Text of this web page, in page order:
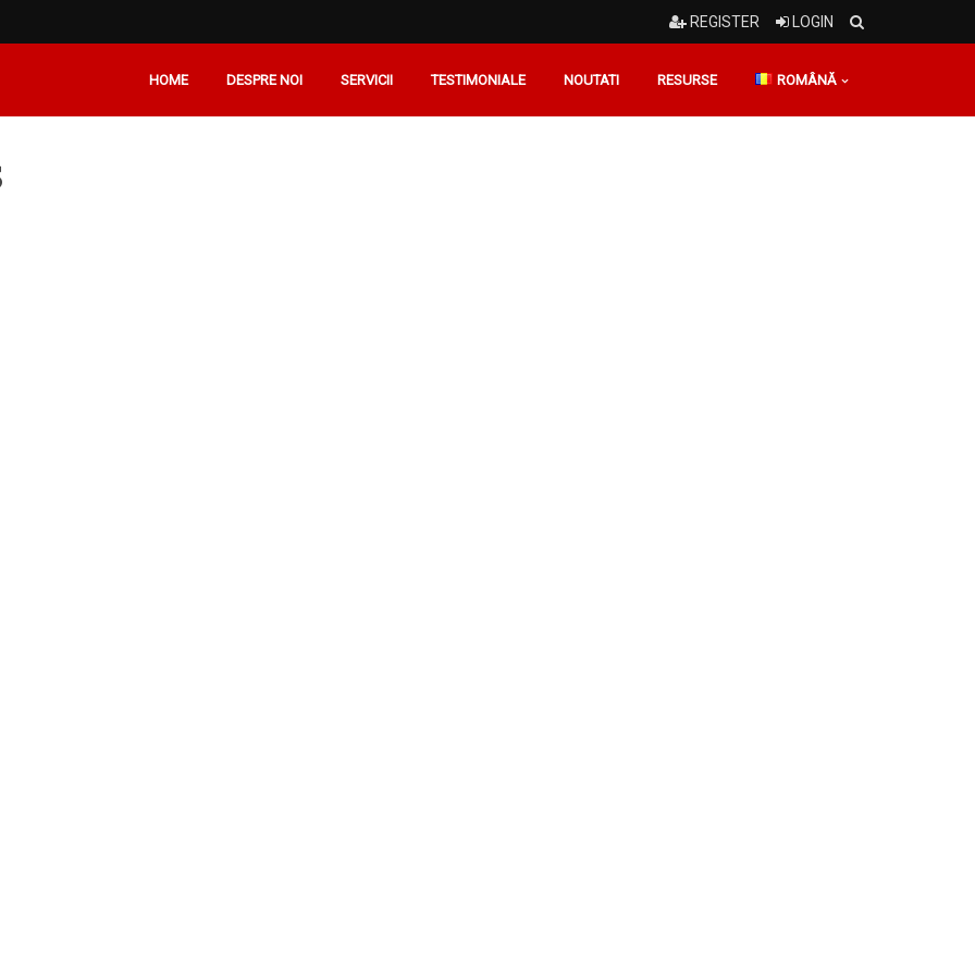
LOGIN
REGISTER
HOME DESPRE NOI SERVICII TESTIMONIALE NOUTATI RESURSE ROMÂNĂ